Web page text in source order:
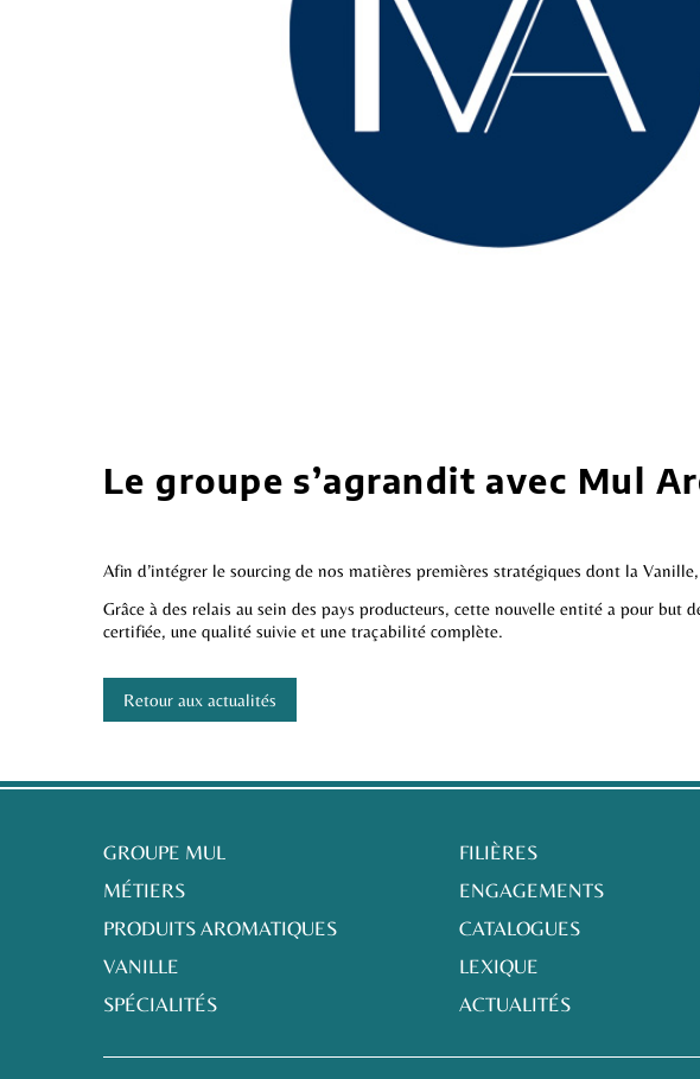
Le groupe s’agrandit avec Mul
Afin d’intégrer le sourcing de nos matières premières stratégiques dont la
Grâce à des relais au sein des pays producteurs, cette nouvelle entité a pour
certifiée, une qualité suivie et une traçabilité complète.
Retour aux actualités
GROUPE MUL
MÉTIERS
PRODUITS AROMATIQUES
VANILLE
SPÉCIALITÉS
FILIÈRES
ENGAGEMENTS
CATALOGUES
LEXIQUE
ACTUALITÉS